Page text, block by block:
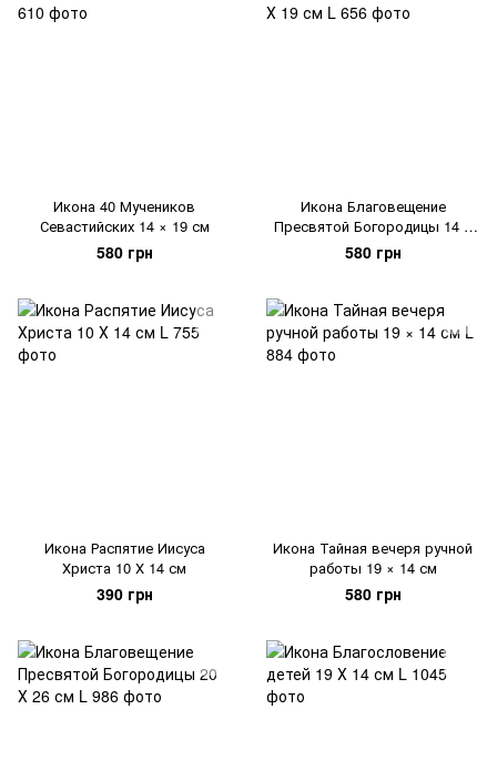
Икона 40 Мучеников
Севастийских 14 × 19 см
580 грн
Икона Благовещение
Пресвятой Богородицы 14 Х
19 см
580 грн
Икона Распятие Иисуса
Христа 10 Х 14 см
390 грн
Икона Тайная вечеря ручной
работы 19 × 14 см
580 грн